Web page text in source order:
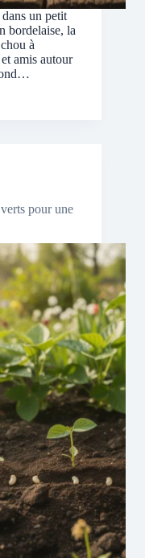
un petit
bordelaise, la
à
amis autour
pour une